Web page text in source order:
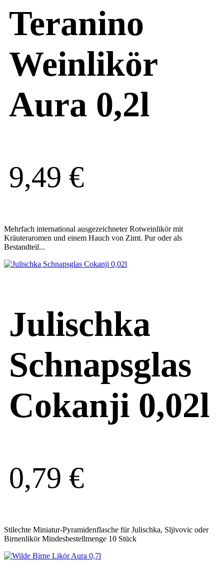
Teranino
Weinlikör
Aura 0,2l
9,49 €
Mehrfach international ausgezeichneter Rotweinlikör mit
Kräuteraromen und einem Hauch von Zimt. Pur oder als
Bestandteil...
Julischka
Schnapsglas
Cokanji 0,02l
0,79 €
Stilechte Miniatur-Pyramidenflasche für Julischka, Sljivovic oder
Birnenlikör Mindesbestellmenge 10 Stück